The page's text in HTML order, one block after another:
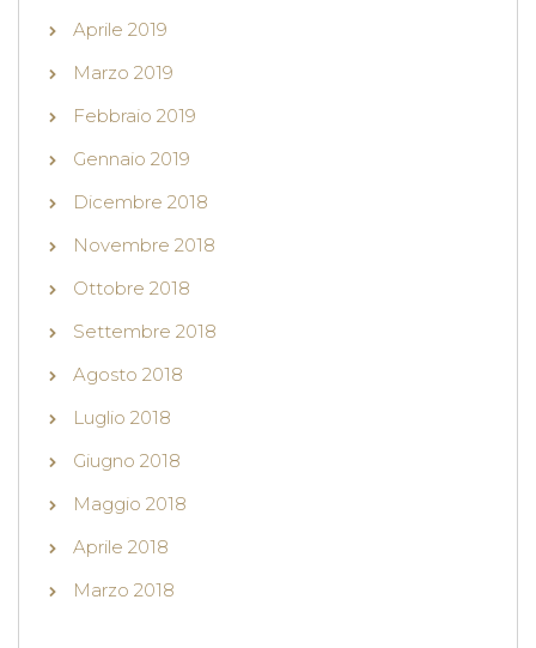
Aprile 2019
Marzo 2019
Febbraio 2019
Gennaio 2019
Dicembre 2018
Novembre 2018
Ottobre 2018
Settembre 2018
Agosto 2018
Luglio 2018
Giugno 2018
Maggio 2018
Aprile 2018
Marzo 2018